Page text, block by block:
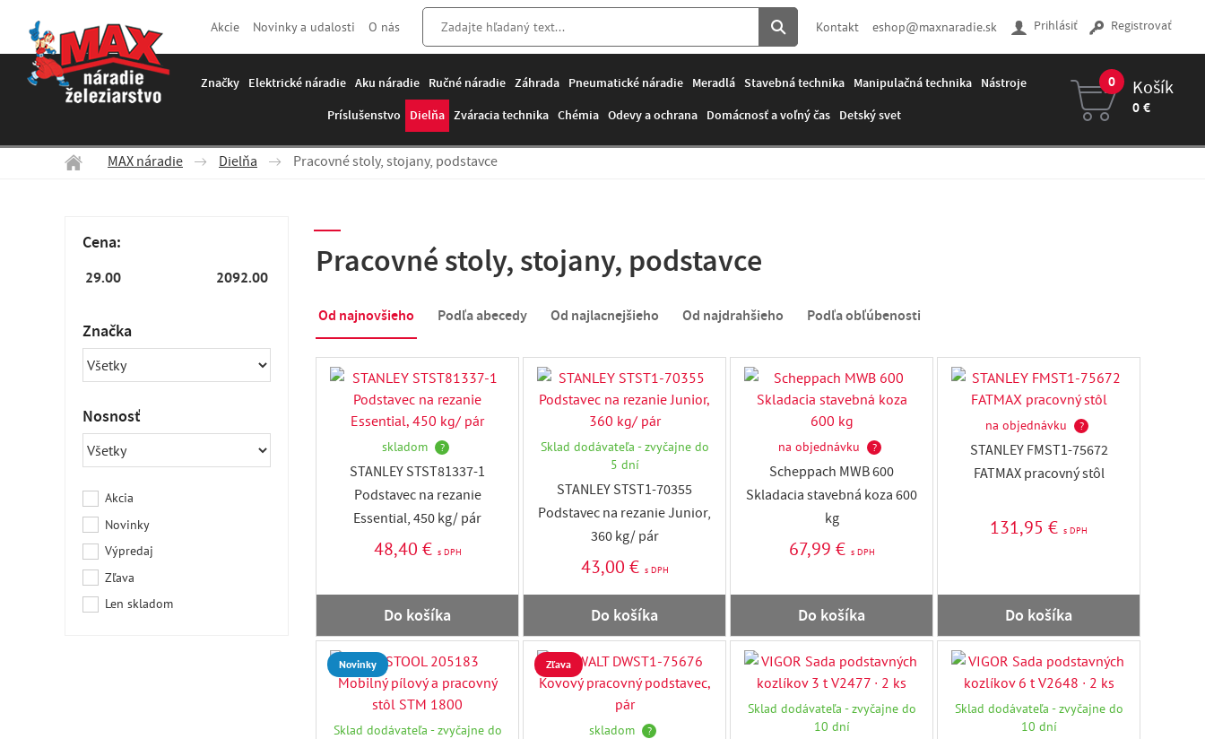
Akcie Novinky a udalosti O nás Kontakt eshop@maxnaradie.sk Prihlásiť Registrovať
0 Košík
0 €
Značky Elektrické náradie Aku náradie Ručné náradie Záhrada Pneumatické náradie Meradlá Stavebná technika Manipulačná technika Nástroje
Príslušenstvo
Dielňa Zváracia technika Chémia Odevy a ochrana Domácnosť a voľný čas Detský svet
MAX náradie Dielňa Pracovné stoly, stojany, podstavce
Cena:
Značka
Nosnosť
Akcia
Novinky
Výpredaj
Zľava
Len skladom
Pracovné stoly, stojany, podstavce
Od najnovšieho Podľa abecedy Od najlacnejšieho Od najdrahšieho Podľa obľúbenosti
skladom ?
STANLEY STST81337-1
Podstavec na rezanie
Essential, 450 kg/ pár
48,40 € s DPH
Do košíka
Sklad dodávateľa - zvyčajne do
5 dní
STANLEY STST1-70355
Podstavec na rezanie Junior,
360 kg/ pár
43,00 € s DPH
Do košíka
na objednávku ?
Scheppach MWB 600
Skladacia stavebná koza 600
kg
67,99 € s DPH
Do košíka
na objednávku ?
STANLEY FMST1-75672
FATMAX pracovný stôl
131,95 € s DPH
Do košíka
Novinky
Sklad dodávateľa - zvyčajne do
Zľava
skladom ?
Sklad dodávateľa - zvyčajne do
10 dní
Sklad dodávateľa - zvyčajne do
10 dní